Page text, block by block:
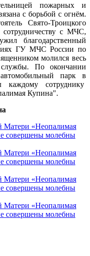
пожарных и
с борьбой с огнём.
Свято-Троицкого
с МЧС,
благодарственный
ГУ МЧС России по
молился весь
По окончании
парк в
каждому сотруднику
Купина".